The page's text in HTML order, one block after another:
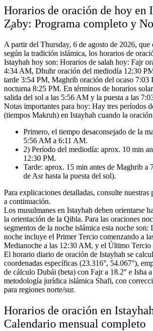
Horarios de oración de hoy en
Z̧aby: Programa completo y
A partir del Thursday, 6 de agosto de 2026, que
según la tradición islámica, los horarios de
Istayhah hoy son: Horarios de salah hoy: Fajr
4:34 AM, Dhuhr oración del mediodía 12:30
tarde 3:54 PM, Maghrib oración del ocaso 7:03
nocturna 8:25 PM. En términos de horarios
salida del sol a las 5:56 AM y la puesta a las
Notas importantes para hoy: Hay tres períodos
(tiempos Makruh) en Istayhah cuando la oración
Primero, el tiempo desaconsejado de la
5:56 AM a 6:11 AM.
2) Período del mediodía: aprox. 10 min
12:30 PM.
Tarde: aprox. 15 min antes de Maghrib a
de Asr hasta la puesta del sol).
Para explicaciones detalladas, consulte nuestras
a continuación.
Los musulmanes en Istayhah deben orientarse
la orientación de la Qibla. Para las oraciones
segmentos de la noche islámica esta noche son:
noche incluye el Primer Tercio comenzando a
Medianoche a las 12:30 AM, y el Último Tercio
El horario diario de oración de Istayhah se
coordenadas específicas (23.316°, 54.067°),
de cálculo Dubái (beta) con Fajr a 18.2° e Isha a
metodología jurídica islámica Shafi, con
para regiones norte/sur.
Horarios de oración en
Calendario mensual completo